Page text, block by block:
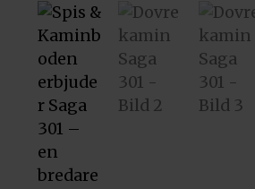
ious